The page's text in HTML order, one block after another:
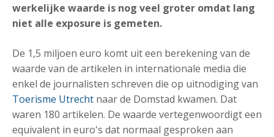
werkelijke waarde is nog veel groter omdat lang
niet alle exposure is gemeten.
De 1,5 miljoen euro komt uit een berekening van de
waarde van de artikelen in internationale media die
enkel de journalisten schreven die op uitnodiging van
Toerisme Utrecht naar de Domstad kwamen. Dat
waren 180 artikelen. De waarde vertegenwoordigt een
equivalent in euro's dat normaal gesproken aan